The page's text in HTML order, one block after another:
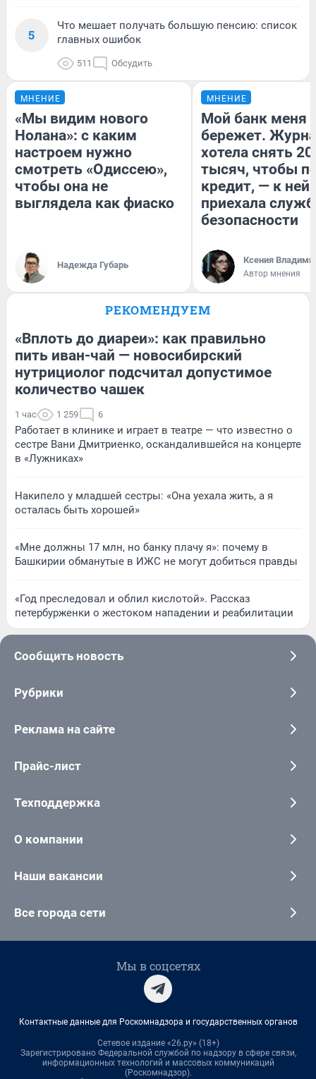
5
Что мешает получать большую пенсию: список
главных ошибок
511 Обсудить
МНЕНИЕ
«Мы видим нового
Нолана»: с каким
настроем нужно
смотреть «Одиссею»,
чтобы она не
выглядела как фиаско
Надежда Губарь
МНЕНИЕ
Мой банк меня
бережет.
хотела снять
тысяч, чтобы
кредит, — к
приехала
безопасности
Ксения
Автор мнения
РЕКОМЕНДУЕМ
«Вплоть до диареи»: как правильно
пить иван-чай — новосибирский
нутрициолог подсчитал допустимое
количество чашек
1 час 1 259 6
Работает в клинике и играет в театре — что известно о
сестре Вани Дмитриенко, оскандалившейся на концерте
в «Лужниках»
Накипело у младшей сестры: «Она уехала жить, а я
осталась быть хорошей»
«Мне должны 17 млн, но банку плачу я»: почему в
Башкирии обманутые в ИЖС не могут добиться правды
«Год преследовал и облил кислотой». Рассказ
петербурженки о жестоком нападении и реабилитации
Сообщить новость
Рубрики
Реклама на сайте
Прайс-лист
Техподдержка
О компании
Наши вакансии
Все города сети
Мы в соцсетях
Контактные данные для Роскомнадзора и государственных органов
Сетевое издание «26.ру» (18+)
Зарегистрировано Федеральной службой по надзору в сфере связи,
информационных технологий и массовых коммуникаций
(Роскомнадзор).